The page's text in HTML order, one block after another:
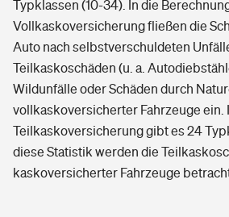
Typklassen (10-34). In die
Vollkaskoversicherung fließen die
Auto nach selbstverschuldeten
Teilkaskoschäden (u. a.
Wildunfälle oder Schäden durch
vollkaskoversicherter Fahrzeuge ein.
Teilkaskoversicherung gibt es 24
diese Statistik werden die
kaskoversicherter Fahrzeuge